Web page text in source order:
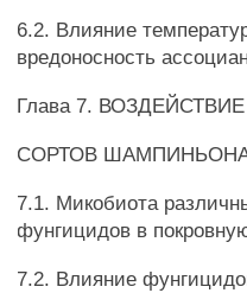
6.2. Влияние
вредоносность
Глава 7.
СОРТОВ
7.1. Микобиота
фунгицидов в
7.2. Влияние